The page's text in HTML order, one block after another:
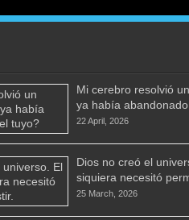
Mi cerebro resolvió
ya había
22 April, 2026
Dios no creó el
siquiera necesitó
25 March, 2026